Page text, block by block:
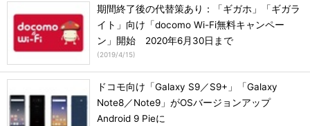
期間終了後の代替策あり：「ギガホ」「ギガラ
イト」向け「docomo Wi-Fi無料キャンペー
ン」開始 2020年6月30日まで
(2019/4/15)
ドコモ向け「Galaxy S9／S9+」「Galaxy
Note8／Note9」がOSバージョンアップ
Android 9 Pieに